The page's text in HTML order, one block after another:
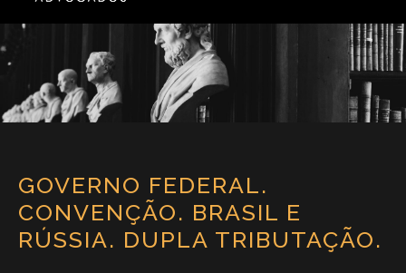
GOVERNO FEDERAL.
CONVENÇÃO. BRASIL E
RÚSSIA. DUPLA TRIBUTAÇÃO.